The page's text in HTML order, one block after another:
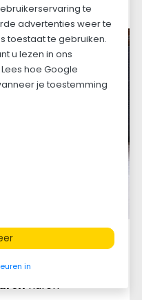
huren
te
advertenties weer te
toestaat te gebruiken.
u lezen in ons
Lees hoe Google
je toestemming
in